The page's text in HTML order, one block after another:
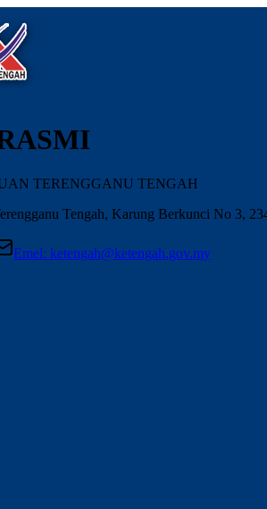
TERENGGANU TENGAH
Tengah, Karung Berkunci No 3,
Emel: ketengah@ketengah.gov.my